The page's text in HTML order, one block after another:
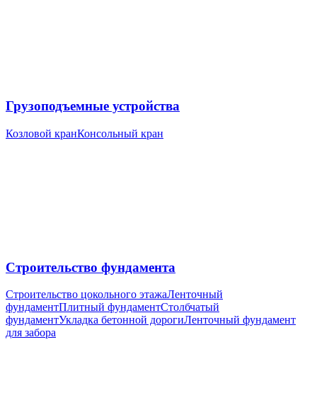
Грузоподъемные устройства
Козловой кранКонсольный кран
Строительство фундамента
Строительство цокольного этажаЛенточный
фундаментПлитный фундаментСтолбчатый
фундаментУкладка бетонной дорогиЛенточный фундамент
для забора